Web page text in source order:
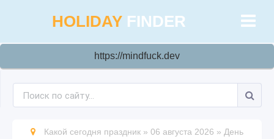
HOLIDAY FINDER
https://mindfuck.dev
Какой сегодня праздник » 06 августа 2026 » День